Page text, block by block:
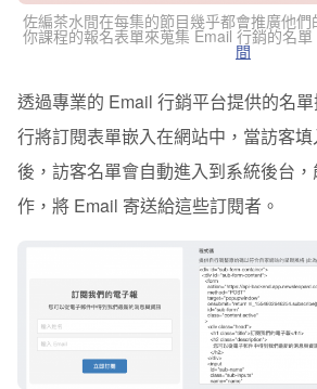
佐編茶水間在每集的節目幾乎都會推廣他
你課程的報名表單來蒐集 Email 行銷的名單
間
透過專業的 Email 行銷平台提供的名
行將訂閱表單嵌入在網站中，當訪客
後，訪客名單會自動進入到系統後台
作，將 Email 寄送給這些訂閱者。